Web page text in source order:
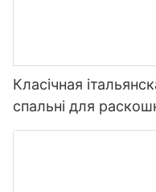
Класічная
спальні для